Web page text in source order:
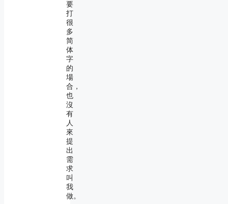
要
打
很
多
简
体
字
的
場
合，
也
沒
有
人
來
提
出
需
求
叫
我
做。